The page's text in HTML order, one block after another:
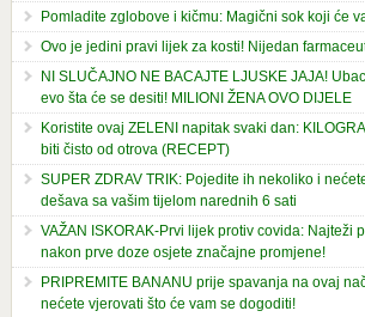
Pomladite zglobove i kičmu: Magični sok koji će
Ovo je jedini pravi lijek za kosti! Nijedan
NI SLUČAJNO NE BACAJTE LJUSKE JAJA!
evo šta će se desiti! MILIONI ŽENA OVO DIJELE
Koristite ovaj ZELENI napitak svaki dan:
biti čisto od otrova (RECEPT)
SUPER ZDRAV TRIK: Pojedite ih nekoliko i
dešava sa vašim tijelom narednih 6 sati
VAŽAN ISKORAK-Prvi lijek protiv covida: Najteži
nakon prve doze osjete značajne promjene!
PRIPREMITE BANANU prije spavanja na ovaj
nećete vjerovati što će vam se dogoditi!